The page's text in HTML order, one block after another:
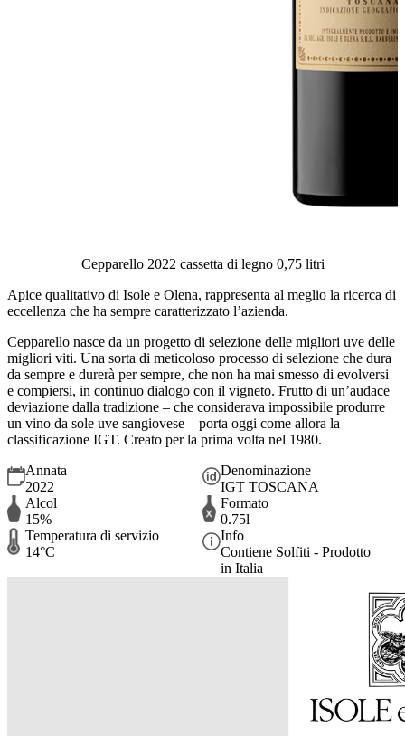
Cepparello 2022 cassetta di legno 0,75 litri
Apice qualitativo di Isole e Olena, rappresenta al meglio la ricerca di
eccellenza che ha sempre caratterizzato l’azienda.
Cepparello nasce da un progetto di selezione delle migliori uve delle
migliori viti. Una sorta di meticoloso processo di selezione che dura
da sempre e durerà per sempre, che non ha mai smesso di evolversi
e compiersi, in continuo dialogo con il vigneto. Frutto di un’audace
deviazione dalla tradizione – che considerava impossibile produrre
un vino da sole uve sangiovese – porta oggi come allora la
classificazione IGT. Creato per la prima volta nel 1980.
Annata
2022
Denominazione
IGT TOSCANA
Alcol
15%
Formato
0.75l
Temperatura di servizio
14°C
Info
Contiene Solfiti - Prodotto
in Italia